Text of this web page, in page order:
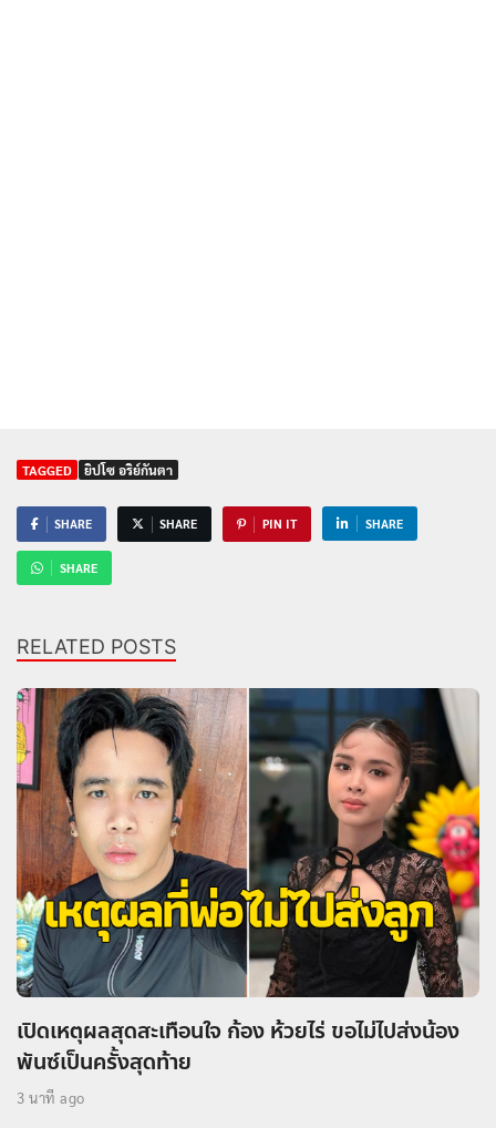
TAGGED ยิปโซ อริย์กันตา
SHARE SHARE PIN IT SHARE
SHARE
RELATED POSTS
เปิดเหตุผลสุดสะเทือนใจ ก้อง ห้วยไร่ ขอไม่ไปส่งน้อง
พันซ์เป็นครั้งสุดท้าย
3 นาที ago